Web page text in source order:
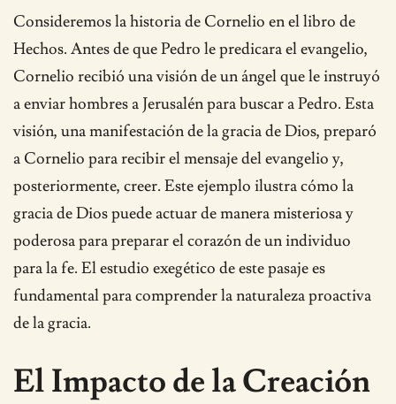
Consideremos la historia de Cornelio en el libro de
Hechos. Antes de que Pedro le predicara el evangelio,
Cornelio recibió una visión de un ángel que le instruyó
a enviar hombres a Jerusalén para buscar a Pedro. Esta
visión, una manifestación de la gracia de Dios, preparó
a Cornelio para recibir el mensaje del evangelio y,
posteriormente, creer. Este ejemplo ilustra cómo la
gracia de Dios puede actuar de manera misteriosa y
poderosa para preparar el corazón de un individuo
para la fe. El estudio exegético de este pasaje es
fundamental para comprender la naturaleza proactiva
de la gracia.
El Impacto de la Creación